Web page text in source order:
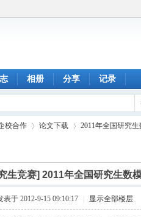
相册 分享 记录
校合作
›
论文下载
›
2011年全国研究
生竞赛] 2011年全国研究生数
表于 2012-9-15 09:10:17 显示全部楼层